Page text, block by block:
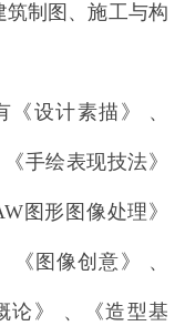
制图、施工与构
《设计素描》 、
手绘表现技法》
图形图像处理》
《图像创意》 、
论》 、《造型基